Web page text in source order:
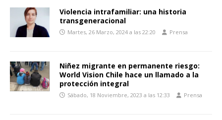
Violencia intrafamiliar: una historia
transgeneracional
Martes, 26 Marzo, 2024 a las 22:20 Prensa
Niñez migrante en permanente riesgo:
World Vision Chile hace un llamado a la
protección integral
Sábado, 18 Noviembre, 2023 a las 12:33 Prensa